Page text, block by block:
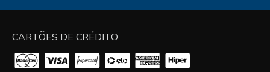
CARTÕES DE CRÉDITO